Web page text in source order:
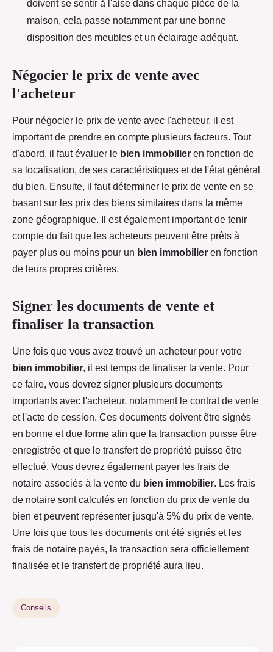
doivent se sentir à l'aise dans chaque pièce de la
maison, cela passe notamment par une bonne
disposition des meubles et un éclairage adéquat.
Négocier le prix de vente avec
l'acheteur
Pour négocier le prix de vente avec l'acheteur, il est
important de prendre en compte plusieurs facteurs. Tout
d'abord, il faut évaluer le bien immobilier en fonction de
sa localisation, de ses caractéristiques et de l'état général
du bien. Ensuite, il faut déterminer le prix de vente en se
basant sur les prix des biens similaires dans la même
zone géographique. Il est également important de tenir
compte du fait que les acheteurs peuvent être prêts à
payer plus ou moins pour un bien immobilier en fonction
de leurs propres critères.
Signer les documents de vente et
finaliser la transaction
Une fois que vous avez trouvé un acheteur pour votre
bien immobilier, il est temps de finaliser la vente. Pour
ce faire, vous devrez signer plusieurs documents
importants avec l'acheteur, notamment le contrat de vente
et l'acte de cession. Ces documents doivent être signés
en bonne et due forme afin que la transaction puisse être
enregistrée et que le transfert de propriété puisse être
effectué. Vous devrez également payer les frais de
notaire associés à la vente du bien immobilier. Les frais
de notaire sont calculés en fonction du prix de vente du
bien et peuvent représenter jusqu'à 5% du prix de vente.
Une fois que tous les documents ont été signés et les
frais de notaire payés, la transaction sera officiellement
finalisée et le transfert de propriété aura lieu.
Conseils